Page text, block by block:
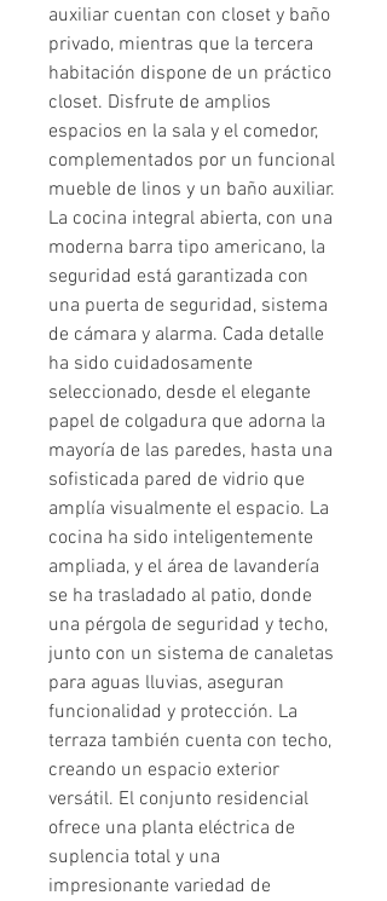
auxiliar cuentan con closet y baño
privado, mientras que la tercera
habitación dispone de un práctico
closet. Disfrute de amplios
espacios en la sala y el comedor,
complementados por un funcional
mueble de linos y un baño auxiliar.
La cocina integral abierta, con una
moderna barra tipo americano, la
seguridad está garantizada con
una puerta de seguridad, sistema
de cámara y alarma. Cada detalle
ha sido cuidadosamente
seleccionado, desde el elegante
papel de colgadura que adorna la
mayoría de las paredes, hasta una
sofisticada pared de vidrio que
amplía visualmente el espacio. La
cocina ha sido inteligentemente
ampliada, y el área de lavandería
se ha trasladado al patio, donde
una pérgola de seguridad y techo,
junto con un sistema de canaletas
para aguas lluvias, aseguran
funcionalidad y protección. La
terraza también cuenta con techo,
creando un espacio exterior
versátil. El conjunto residencial
ofrece una planta eléctrica de
suplencia total y una
impresionante variedad de